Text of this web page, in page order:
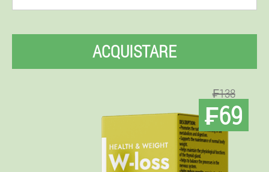
ACQUISTARE
₣138
₣69